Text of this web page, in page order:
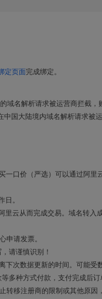
定页面完成绑定。
域名解析请求被运营商拦截
国大陆境内域名解析请求被
一口价（严选）可以通过阿里
。
云从而完成交易。域名转入
请发票。
请谨慎识别！
次数据更新的时间。可能受
多种方式付款，支付完成后订
转移注册商的限制或其他原